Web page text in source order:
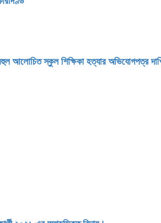
আলোচিত স্কুল শিক্ষিকা হত্যার অভিযোগপত্র